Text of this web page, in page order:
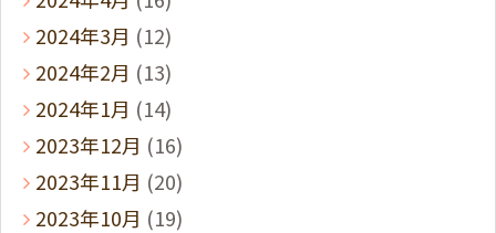
2024年3月 (12)
2024年2月 (13)
2024年1月 (14)
2023年12月 (16)
2023年11月 (20)
2023年10月 (19)